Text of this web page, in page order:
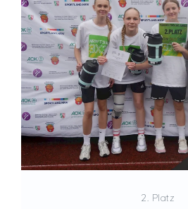
2. Platz